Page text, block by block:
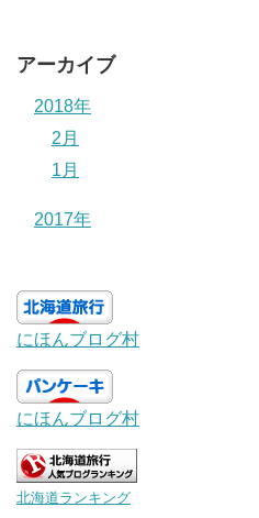
アーカイブ
2018年
2月
1月
2017年
にほんブログ村
にほんブログ村
北海道ランキング